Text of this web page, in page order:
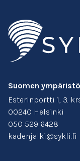
Suomen
Esterinportti 1, 3.
00240 Helsinki
050 529 6428
kadenjalki@sykli.fi